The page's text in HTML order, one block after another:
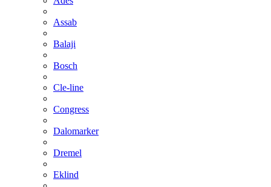
Assab
Balaji
Bosch
Cle-line
Congress
Dalomarker
Dremel
Eklind